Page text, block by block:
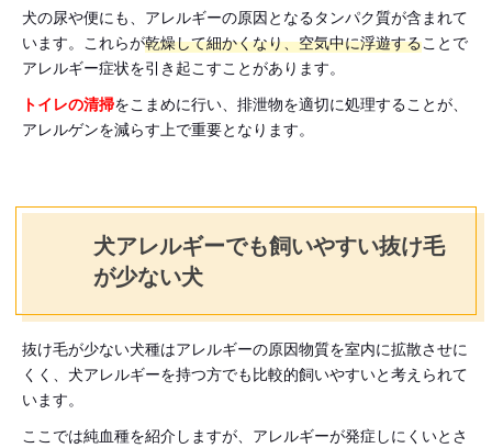
犬の尿や便にも、アレルギーの原因となるタンパク質が含まれて
います。これらが乾燥して細かくなり、空気中に浮遊することで
アレルギー症状を引き起こすことがあります。
トイレの清掃をこまめに行い、排泄物を適切に処理することが、
アレルゲンを減らす上で重要となります。
犬アレルギーでも飼いやすい抜け毛
が少ない犬
抜け毛が少ない犬種はアレルギーの原因物質を室内に拡散させに
くく、犬アレルギーを持つ方でも比較的飼いやすいと考えられて
います。
ここでは純血種を紹介しますが、アレルギーが発症しにくいとさ